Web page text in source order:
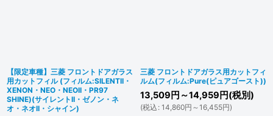
【限定車種】三菱 フロントドアガラス
用カットフィル (フィルム:SILENTII・
XENON・NEO・NEOII・PR97
SHINE)(サイレントII・ゼノン・ネ
オ・ネオII・シャイン)
三菱 フロントドアガラス用カットフィ
ルム(フィルム:Pure(ピュアゴースト))
13,509 円 ～14,959 円(税別)
(税込 : 14,860円 ～16,455円)